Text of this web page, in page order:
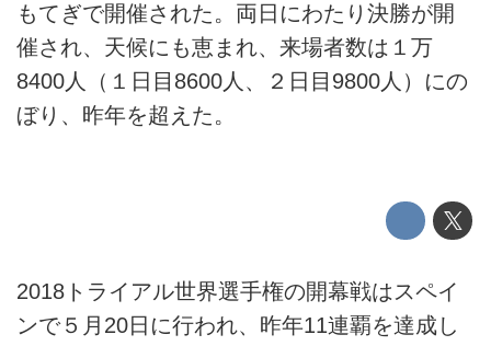
もてぎで開催された。両日にわたり決勝が開
催され、天候にも恵まれ、来場者数は１万
8400人（１日目8600人、２日目9800人）にの
ぼり、昨年を超えた。
2018トライアル世界選手権の開幕戦はスペイ
ンで５月20日に行われ、昨年11連覇を達成し